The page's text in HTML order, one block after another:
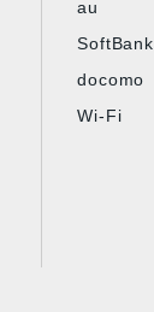
au
SoftBank
docomo
Wi-Fi